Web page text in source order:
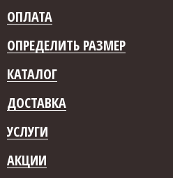
ОПЛАТА
ОПРЕДЕЛИТЬ РАЗМЕР
КАТАЛОГ
ДОСТАВКА
УСЛУГИ
АКЦИИ